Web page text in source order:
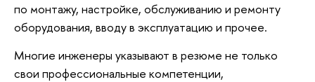
по монтажу, настройке, обслуживанию и ремонту
оборудования, вводу в эксплуатацию и прочее.
Многие инженеры указывают в резюме не только
свои профессиональные компетенции,